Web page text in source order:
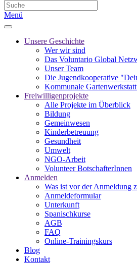
Menü
Unsere Geschichte
Wer wir sind
Das Voluntario Global
Unser Team
Die Jugendkooperative
Kommunale
Freiwilligenprojekte
Alle Projekte im Überblick
Bildung
Gemeinwesen
Kinderbetreuung
Gesundheit
Umwelt
NGO-Arbeit
Volunteer BotschafterInnen
Anmelden
Was ist vor der Anmeldung
Anmeldeformular
Unterkunft
Spanischkurse
AGB
FAQ
Online-Trainingskurs
Blog
Kontakt